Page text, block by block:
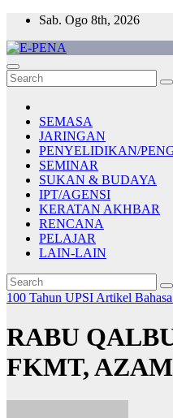
Skip
content
Sab. Ogo 8th, 2026
E-PENA
Berita Digital Terkini
SEMASA
JARINGAN
PENYELIDIKAN/
SEMINAR
SUKAN & BUDAYA
IPT/AGENSI
KERATAN AKHBAR
RENCANA
PELAJAR
LAIN-LAIN
100 Tahun UPSI Artikel
RABU
FKMT,